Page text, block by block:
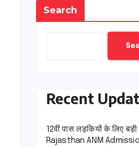
Search
Recent
12वीं पास लड़कियों के लिए
Rajasthan ANM